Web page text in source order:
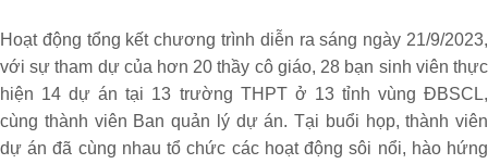
Hoạt động tổng kết chương trình diễn ra sáng ngày 21/9/2023,
với sự tham dự của hơn 20 thầy cô giáo, 28 bạn sinh viên thực
hiện 14 dự án tại 13 trường THPT ở 13 tỉnh vùng ĐBSCL,
cùng thành viên Ban quản lý dự án. Tại buổi họp, thành viên
dự án đã cùng nhau tổ chức các hoạt động sôi nổi, hào hứng